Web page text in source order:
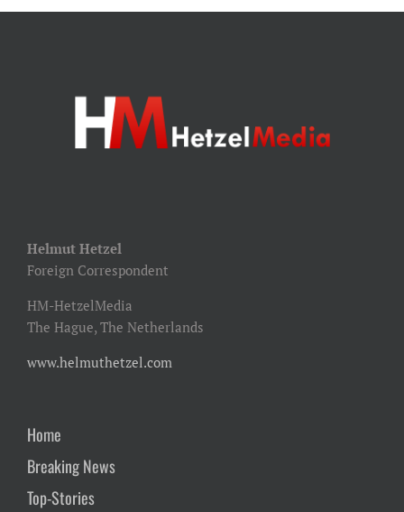
Helmut Hetzel
Foreign Correspondent
HM-HetzelMedia
The Hague, The Netherlands
www.helmuthetzel.com
Home
Breaking News
Top-Stories